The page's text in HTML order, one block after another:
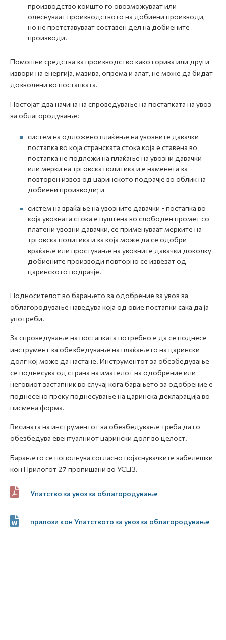
производство коишто го овозможуваат или
олеснуваат производството на добиени производи,
но не претставуваат составен дел на добиените
производи.
Помошни средства за производство како горива или други
извори на енергија, мазива, опрема и алат, не може да бидат
дозволени во постапката.
Постојат два начина на спроведување на постапката на увоз
за облагородување:
систем на одложено плаќење на увозните давачки -
постапка во која странската стока која е ставена во
постапка не подлежи на плаќање на увозни давачки
или мерки на трговска политика и е наменета за
повторен извоз од царинското подрачје во облик на
добиени производи; и
систем на враќање на увозните давачки - постапка во
која увозната стока е пуштена во слободен промет со
платени увозни давачки, се применуваат мерките на
трговска политика и за која може да се одобри
враќање или простување на увозните давачки доколку
добиените производи повторно се извезат од
царинското подрачје.
Подносителот во барањето за одобрение за увоз за
облагородување наведува која од овие постапки сака да ја
употреби.
За спроведување на постапката потребно е да се поднесе
инструмент за обезбедување на плаќањето на царински
долг кој може да настане. Инструментот за обезбедување
се поднесува од страна на имателот на одобрение или
неговиот застапник во случај кога барањето за одобрение е
поднесено преку поднесување на царинска декларација во
писмена форма.
Висината на инструментот за обезбедување треба да го
обезбедува евентуалниот царински долг во целост.
Барањето се пополнува согласно појаснувачките забелешки
кон Прилогот 27 пропишани во УСЦЗ.
Упатство за увоз за облагородување
прилози кон Упатството за увоз за облагородување